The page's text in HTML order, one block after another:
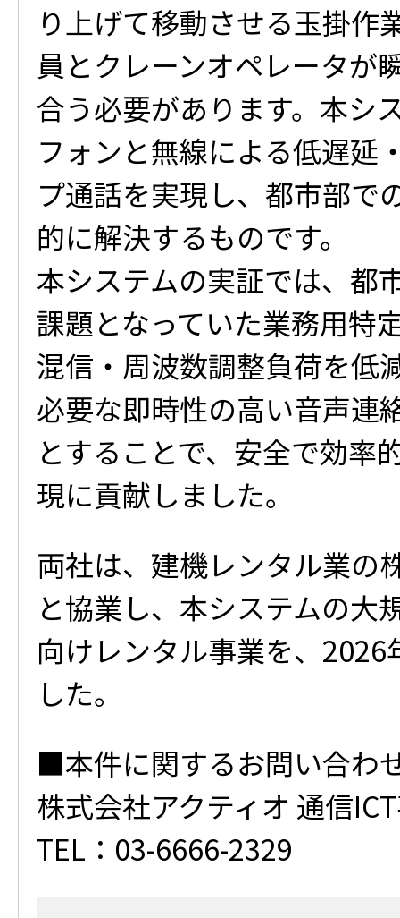
り上げて移動させる玉掛作
員とクレーンオペレータが
合う必要があります。本シ
フォンと無線による低遅延
プ通話を実現し、都市部で
的に解決するものです。
本システムの実証では、都
課題となっていた業務用特
混信・周波数調整負荷を低
必要な即時性の高い音声連
とすることで、安全で効率
現に貢献しました。
両社は、建機レンタル業の
と協業し、本システムの大
向けレンタル事業を、
した。
■本件に関するお問い合わ
株式会社アクティオ 通信
TEL：03-6666-2329